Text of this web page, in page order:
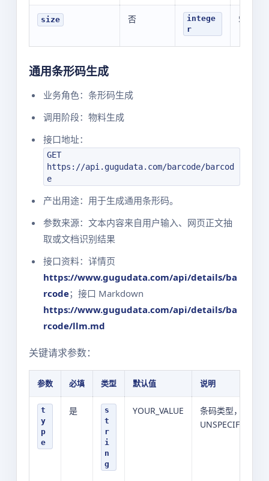
size 否
intege
r
500
通用条形码生成
业务角色：条形码生成
调用阶段：物料生成
接口地址：
GET
https://api.gugudata.com/barcode/barcod
e
产出用途：用于生成通用条形码。
参数来源：文本内容来自用户输入、网页正文抽
取或文档识别结果
接口资料：详情页
https://www.gugudata.com/api/details/ba
rcode；接口 Markdown
https://www.gugudata.com/api/details/ba
rcode/llm.md
关键请求参数：
参数 必填 类型 默认值 说明
t
y
p
e
是
s
t
r
i
n
g
YOUR_VALUE
条码类型，可选项: